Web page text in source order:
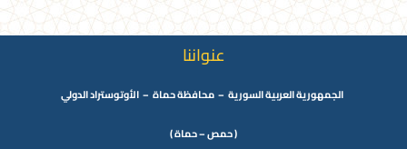
عنواننا
الجمهورية العربية السورية – محافظة حماة – الأوتوستراد الدولي
( حمص – حماة )